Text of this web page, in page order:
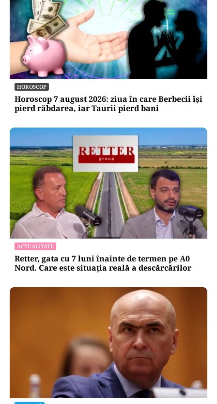
HOROSCOP
Horoscop 7 august 2026: ziua în care Berbecii își
pierd răbdarea, iar Taurii pierd bani
ACTUALITATE
Retter, gata cu 7 luni înainte de termen pe A0
Nord. Care este situația reală a descărcărilor